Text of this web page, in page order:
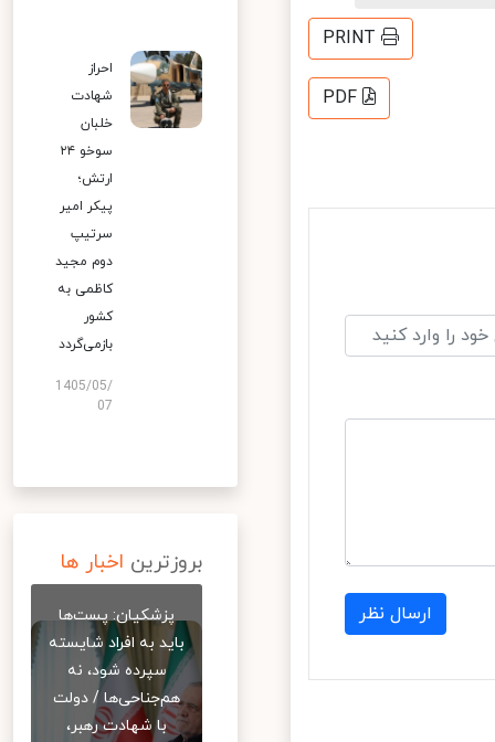
PRINT
PDF
ارسال نظر
احراز
شهادت
خلبان
سوخو ۲۴
ارتش؛
پیکر امیر
سرتیپ
دوم مجید
کاظمی به
کشور
بازمی‌گردد
1405/05/
07
بروزترین اخبار ها
پزشکیان: پست‌ها
باید به افراد شایسته
سپرده شود، نه
هم‌جناحی‌ها / دولت
با شهادت رهبر،